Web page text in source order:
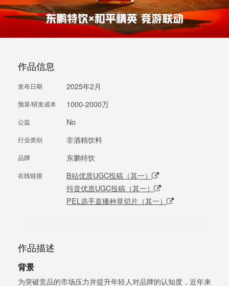
作品信息
发布日期 2025年2月
预算/研发成本 1000-2000万
公益 No
行业类别 非酒精饮料
品牌 东鹏特饮
在线链接
B站优质UGC投稿（其一）
抖音优质UGC投稿（其一）
PEL选手直播种草切片（其一）
作品描述
背景
为突破竞品的市场压力并提升年轻人对品牌的认知度，近年来